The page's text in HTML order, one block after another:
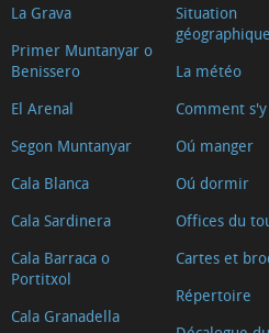
La Grava
Primer Muntanyar o
Benissero
El Arenal
Segon Muntanyar
Cala Blanca
Cala Sardinera
Cala Barraca o
Portitxol
Cala Granadella
Situation
géographique
La météo
Comment
Oú manger
Oú dormir
Offices du
Cartes et
Répertoire